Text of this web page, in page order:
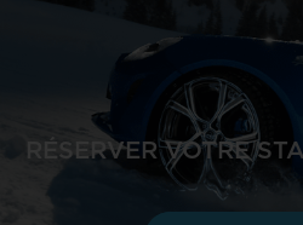
RÉSERVER VOTRE